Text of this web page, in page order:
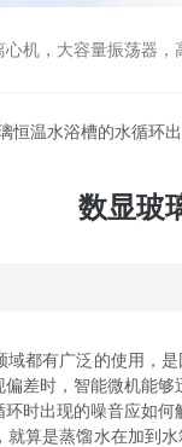
机，生化、光照、振荡培养箱，磁力搅拌器
恒温水浴槽的水循环
数显玻
都有广泛的使用，是
差时，智能微机能
出现的噪音应如何解
就算是蒸馏水在加到水